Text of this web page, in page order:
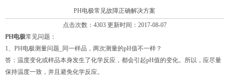
PH电极常见故障正确解决方案
点击次数：4303 更新时间：2017-08-07
PH电极常见问题：
1、PH电极测量问题_同一样品，两次测量的pH值不一样？
答：温度变化或样品本身发生了化学反应，都会引起pH值的变化。所以，应尽量
保持温度一致，并且避免化学反应。